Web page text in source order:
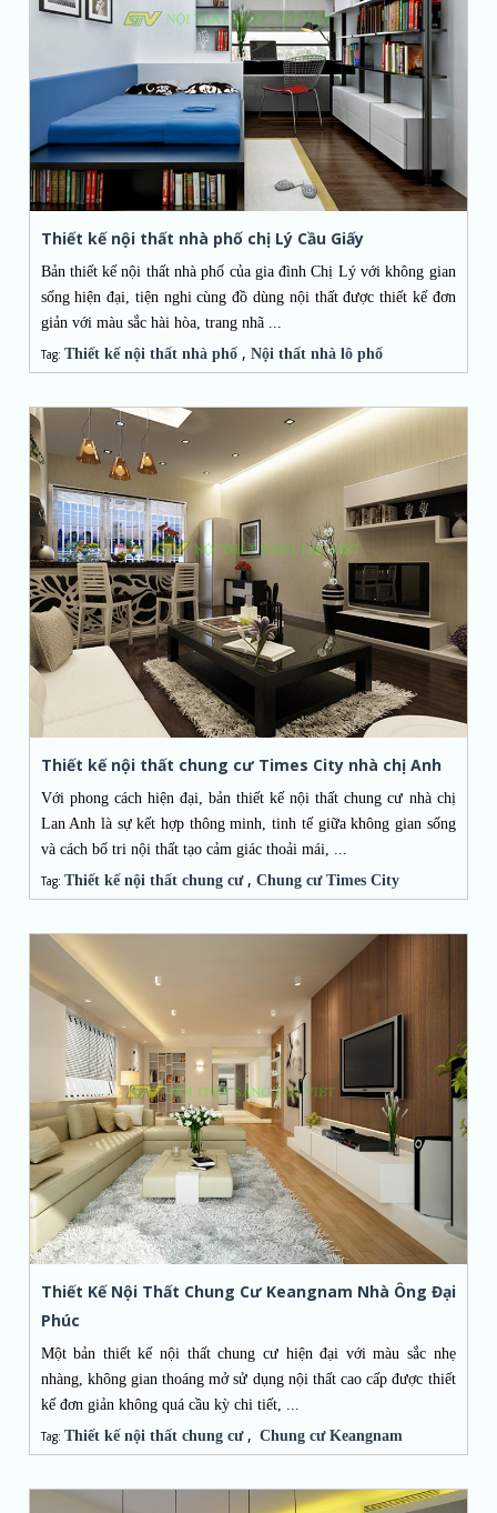
Thiết kế nội thất nhà phố chị Lý Cầu Giấy
Bản thiết kế nội thất nhà phố của gia đình Chị Lý với không gian
sống hiện đại, tiện nghi cùng đồ dùng nội thất được thiết kế đơn
giản với màu sắc hài hòa, trang nhã ...
Tag: Thiết kế nội thất nhà phố, Nội thất nhà lô phố
Thiết kế nội thất chung cư Times City nhà chị Anh
Với phong cách hiện đại, bản thiết kế nội thất chung cư nhà chị
Lan Anh là sự kết hợp thông minh, tinh tế giữa không gian sống
và cách bố tri nội thất tạo cảm giác thoải mái, ...
Tag: Thiết kế nội thất chung cư, Chung cư Times City
Thiết Kế Nội Thất Chung Cư Keangnam Nhà Ông Đại
Phúc
Một bản thiết kế nội thất chung cư hiện đại với màu sắc nhẹ
nhàng, không gian thoáng mở sử dụng nội thất cao cấp được thiết
kế đơn giản không quá cầu kỳ chi tiết, ...
Tag: Thiết kế nội thất chung cư, Chung cư Keangnam